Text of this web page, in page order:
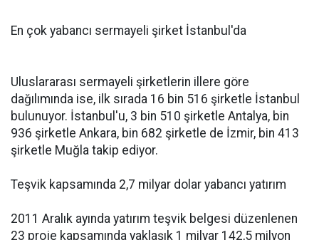
En çok yabancı sermayeli şirket İstanbul'da
Uluslararası sermayeli şirketlerin illere göre
dağılımında ise, ilk sırada 16 bin 516 şirketle İstanbul
bulunuyor. İstanbul'u, 3 bin 510 şirketle Antalya, bin
936 şirketle Ankara, bin 682 şirketle de İzmir, bin 413
şirketle Muğla takip ediyor.
Teşvik kapsamında 2,7 milyar dolar yabancı yatırım
2011 Aralık ayında yatırım teşvik belgesi düzenlenen
23 proje kapsamında yaklaşık 1 milyar 142,5 milyon